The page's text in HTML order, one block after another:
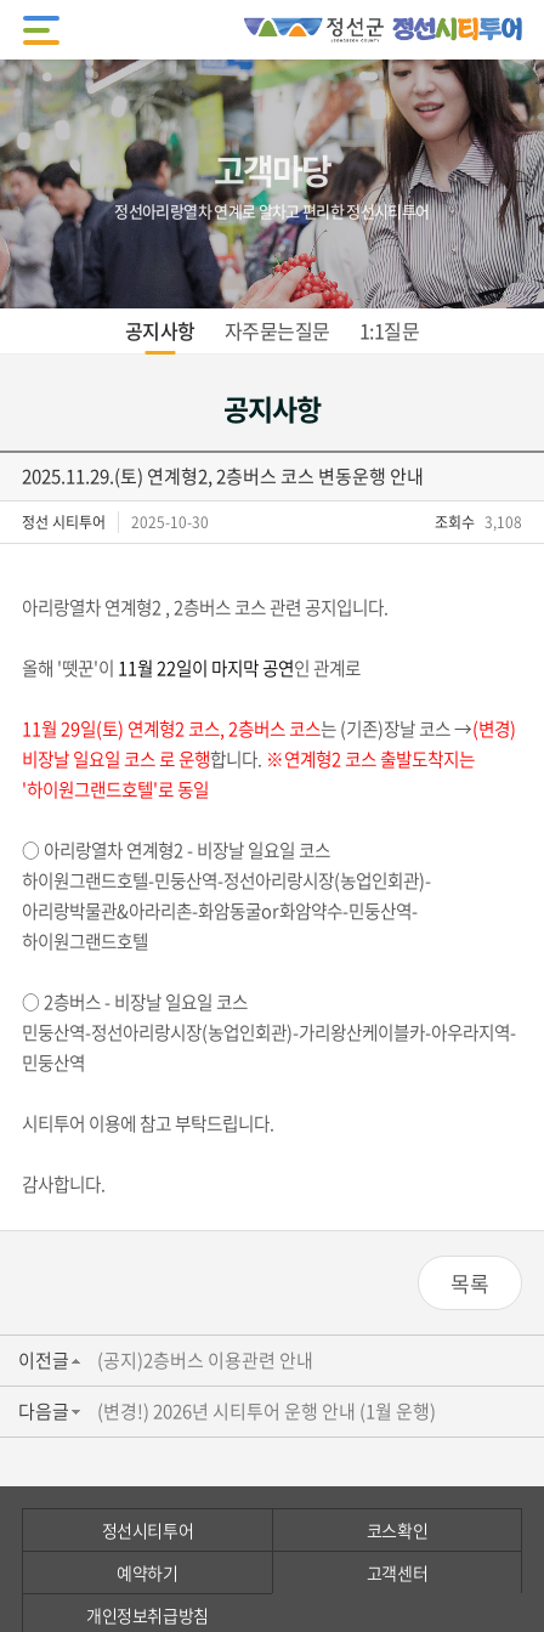
고객마당
정선아리랑열차 연계로 알차고 편리한 정선시티투어
공지사항 자주묻는질문 1:1질문
공지사항
2025.11.29.(토) 연계형2, 2층버스 코스 변동운행 안내
정선 시티투어 2025-10-30 조회수 3,108
아리랑열차 연계형2 , 2층버스 코스 관련 공지입니다.
올해 '뗏꾼'이 11월 22일이 마지막 공연인 관계로
11월 29일(토) 연계형2 코스, 2층버스 코스는 (기존)장날 코스 →(변경)
비장날 일요일 코스 로 운행합니다. ※연계형2 코스 출발도착지는
'하이원그랜드호텔'로 동일
○ 아리랑열차 연계형2 - 비장날 일요일 코스
하이원그랜드호텔-민둥산역-정선아리랑시장(농업인회관)-
아리랑박물관&아라리촌-화암동굴or화암약수-민둥산역-
하이원그랜드호텔
○ 2층버스 - 비장날 일요일 코스
민둥산역-정선아리랑시장(농업인회관)-가리왕산케이블카-아우라지역-
민둥산역
시티투어 이용에 참고 부탁드립니다.
감사합니다.
목록
이전글
(공지)2층버스 이용관련 안내
다음글
(변경!) 2026년 시티투어 운행 안내 (1월 운행)
정선시티투어
코스확인
예약하기
고객센터
개인정보취급방침